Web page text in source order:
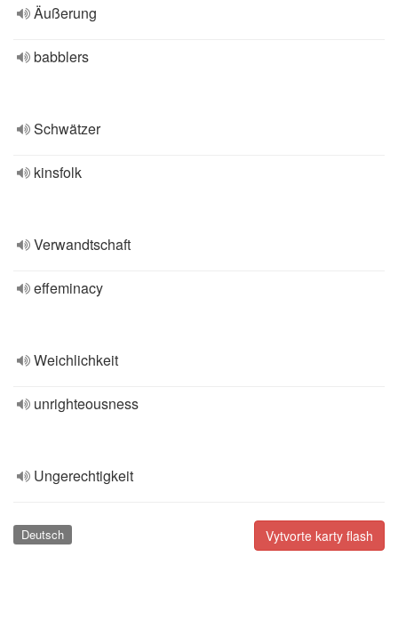
Äußerung
babblers
Schwätzer
kinsfolk
Verwandtschaft
effeminacy
Weichlichkeit
unrighteousness
Ungerechtigkeit
Vytvorte karty flash
Deutsch